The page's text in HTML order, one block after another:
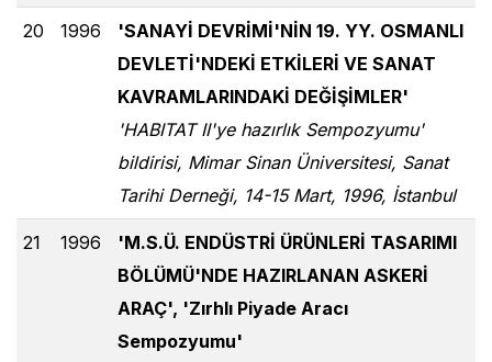
20 1996
'SANAYİ DEVRİMİ'NİN 19. YY. OSMANLI
DEVLETİ'NDEKİ ETKİLERİ VE SANAT
KAVRAMLARINDAKİ DEĞİŞİMLER'
'HABITAT II'ye hazırlık Sempozyumu'
bildirisi, Mimar Sinan Üniversitesi, Sanat
Tarihi Derneği, 14-15 Mart, 1996, İstanbul
21 1996
'M.S.Ü. ENDÜSTRİ ÜRÜNLERİ TASARIMI
BÖLÜMÜ'NDE HAZIRLANAN ASKERİ
ARAÇ', 'Zırhlı Piyade Aracı
Sempozyumu'